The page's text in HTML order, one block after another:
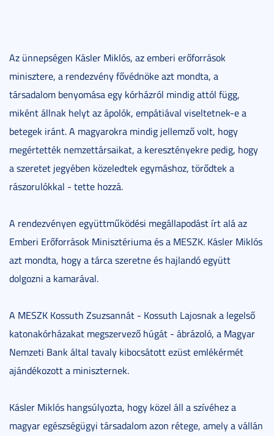
Az ünnepségen Kásler Miklós, az emberi erőforrások
minisztere, a rendezvény fővédnöke azt mondta, a
társadalom benyomása egy kórházról mindig attól függ,
miként állnak helyt az ápolók, empátiával viseltetnek-e a
betegek iránt. A magyarokra mindig jellemző volt, hogy
megértették nemzettársaikat, a keresztényekre pedig, hogy
a szeretet jegyében közeledtek egymáshoz, törődtek a
rászorulókkal - tette hozzá.
A rendezvényen együttműködési megállapodást írt alá az
Emberi Erőforrások Minisztériuma és a MESZK. Kásler Miklós
azt mondta, hogy a tárca szeretne és hajlandó együtt
dolgozni a kamarával.
A MESZK Kossuth Zsuzsannát - Kossuth Lajosnak a legelső
katonakórházakat megszervező húgát - ábrázoló, a Magyar
Nemzeti Bank által tavaly kibocsátott ezüst emlékérmét
ajándékozott a miniszternek.
Kásler Miklós hangsúlyozta, hogy közel áll a szívéhez a
magyar egészségügyi társadalom azon rétege, amely a vállán